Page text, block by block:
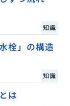
知識
栓」の構造
知識
は